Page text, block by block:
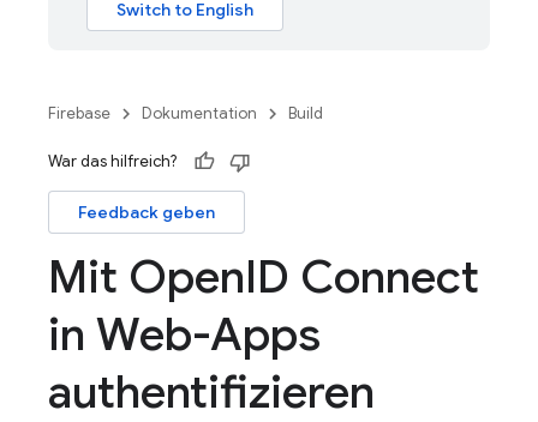
Firebase Dokumentation Build
War das hilfreich?
Feedback geben
Mit OpenID Connect
in Web-Apps
authentifizieren